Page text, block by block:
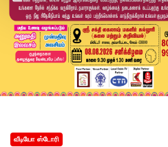
வீடியோ ஸ்டோரி